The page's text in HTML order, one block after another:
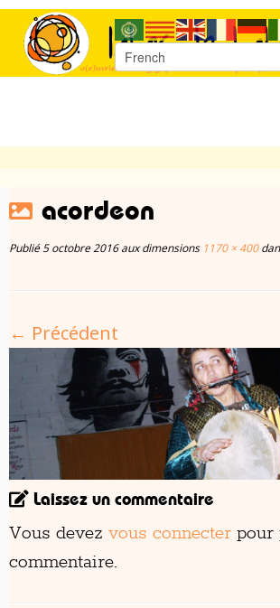
au
contenu
acordeon
Publié 5 octobre 2016aux dimensions1170 × 400
← Précédent
Laissez un commentaire
Vous devez vous connecter pour
commentaire.